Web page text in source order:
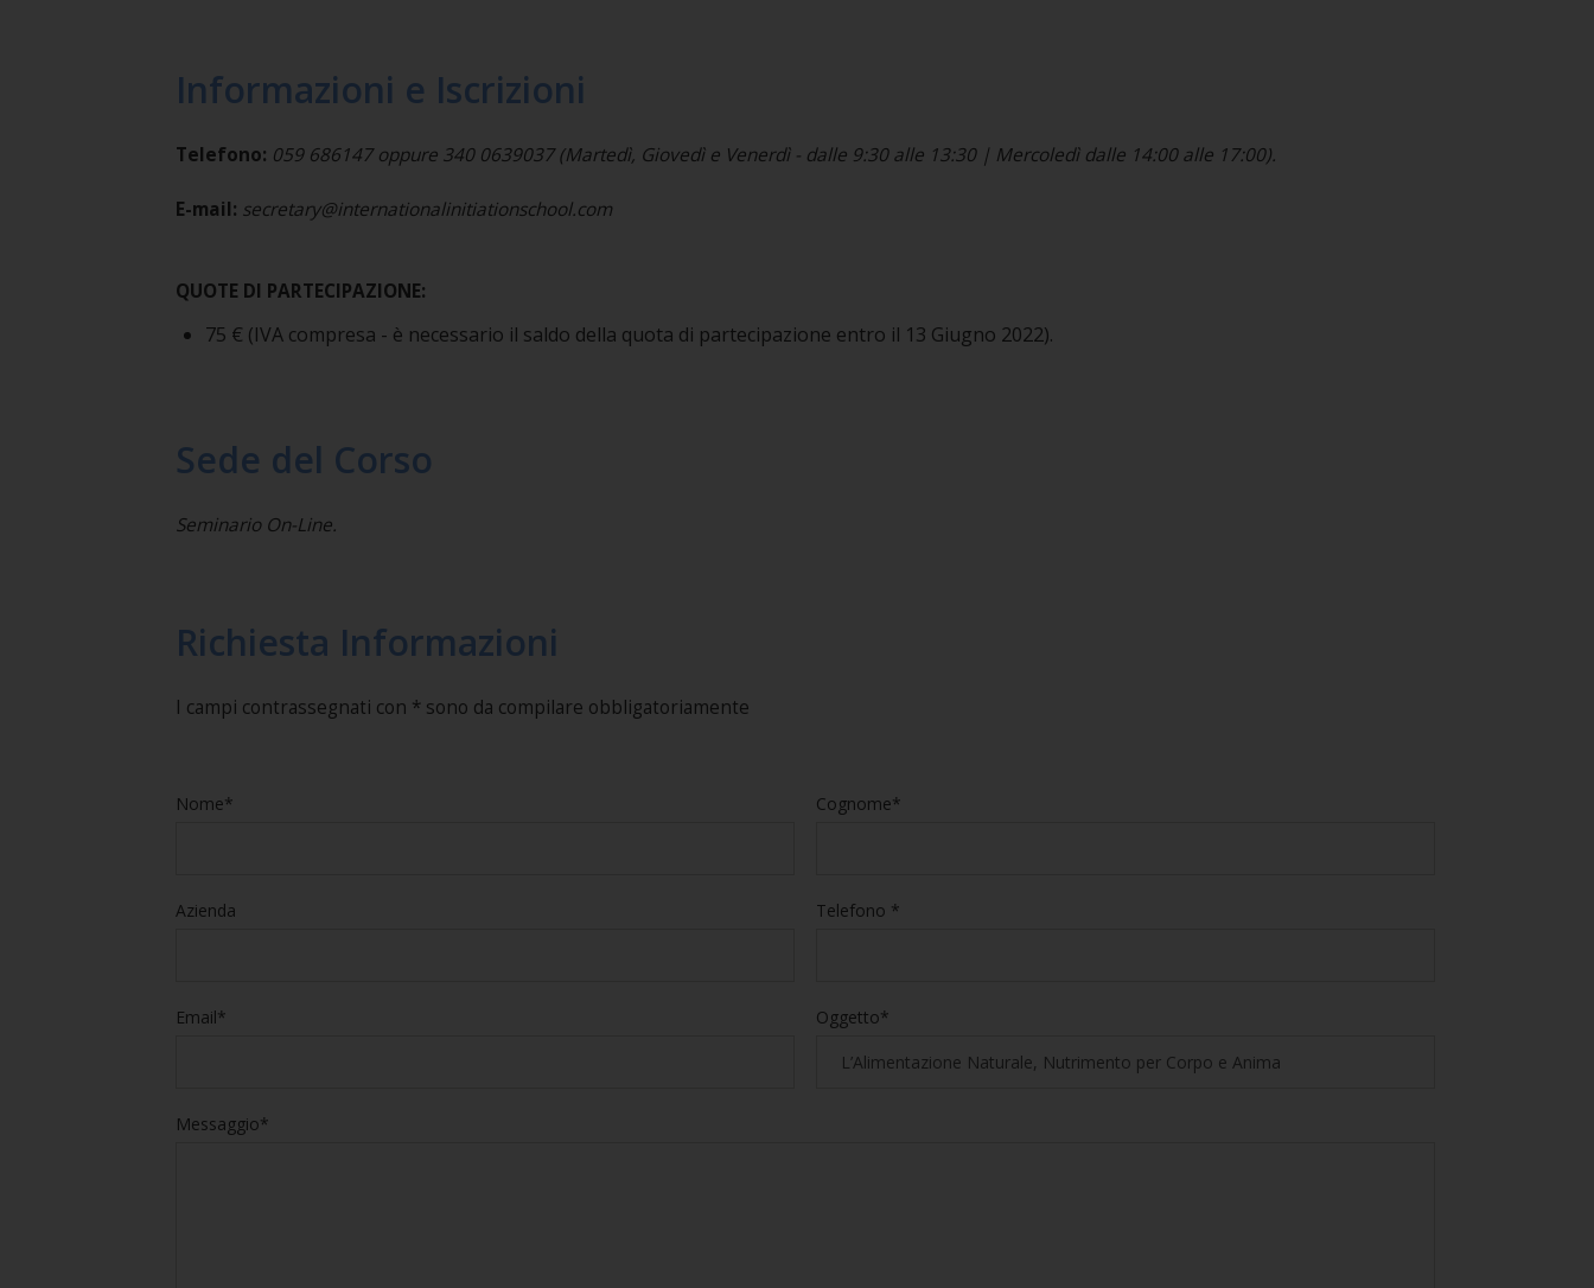
Informazioni e Iscrizioni
Telefono: 059 686147 oppure 340 0639037 (Martedì, Giovedì e Venerdì - dalle 9:30 alle 13:30 | Mercoledì dalle 14:00 alle 17:00).
E-mail: secretary@internationalinitiationschool.com
QUOTE DI PARTECIPAZIONE:
75 € (IVA compresa - è necessario il saldo della quota di partecipazione entro il 13 Giugno 2022).
Sede del Corso
Seminario On-Line.
Richiesta Informazioni
I campi contrassegnati con * sono da compilare obbligatoriamente
Nome* Cognome*
Azienda Telefono *
Email* Oggetto*
Messaggio*